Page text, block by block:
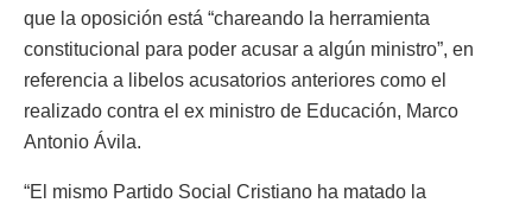
que la oposición está “chareando la herramienta
constitucional para poder acusar a algún ministro”, en
referencia a libelos acusatorios anteriores como el
realizado contra el ex ministro de Educación, Marco
Antonio Ávila.
“El mismo Partido Social Cristiano ha matado la